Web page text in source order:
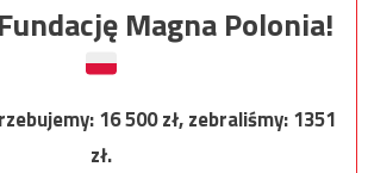
Magna Polonia!
16 500zł, zebraliśmy:1351
zł.